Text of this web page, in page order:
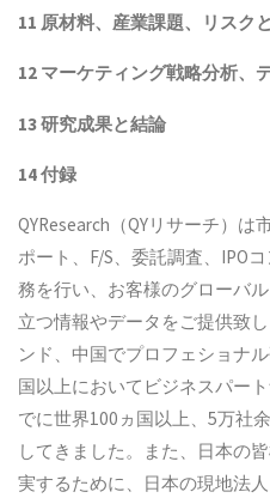
11 原材料、産業課題、リスク
12 マーケティング戦略分析、
13 研究成果と結論
14 付録
QYResearch（QYリサーチ）
ポート、F/S、委託調査、IPO
務を行い、お客様のグローバ
立つ情報やデータをご提供致
ンド、中国でプロフェショナ
国以上においてビジネスパー
でに世界100ヵ国以上、5万社
してきました。また、日本の
実するために、日本の現地法人